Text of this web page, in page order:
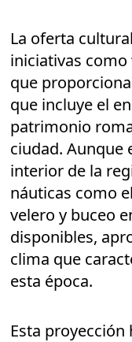
La oferta
iniciativas como
que
que incluye el
patrimonio
ciudad. Aunque
interior de la
náuticas como
velero y buceo
disponibles,
clima que
esta época.
Esta proyección